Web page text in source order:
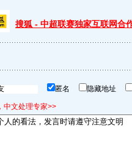
搜狐 - 中超联赛独家互联网合
匿名 隐藏地址
中文处理专家>>